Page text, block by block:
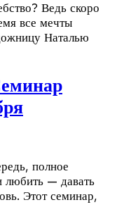
Ведь скоро
все мечты
Наталью
полное
любить — давать
Этот семинар,